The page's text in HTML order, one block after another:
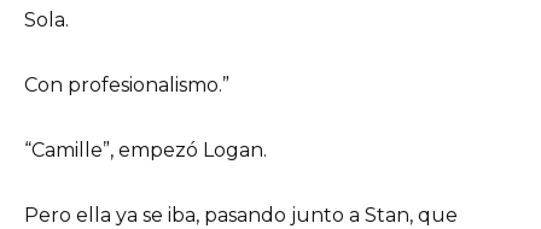
Sola.
Con profesionalismo.”
“Camille”, empezó Logan.
Pero ella ya se iba, pasando junto a Stan, que